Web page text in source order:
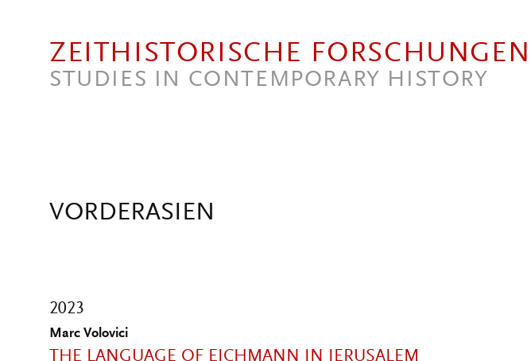
ZEITHISTORISCHE FORSCHUNGEN
STUDIES IN CONTEMPORARY HISTORY
VORDERASIEN
2023
Marc Volovici
THE LANGUAGE OF EICHMANN IN JERUSALEM